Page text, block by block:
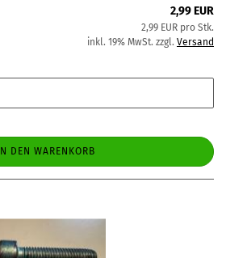
2,99 EUR
2,99 EUR pro Stk.
inkl. 19% MwSt. zzgl. Versand
IN DEN WARENKORB